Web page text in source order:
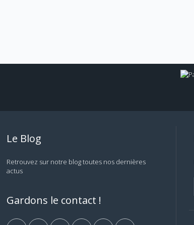
Le Blog
Retrouvez sur notre blog toutes nos dernières
actus
Gardons le contact !